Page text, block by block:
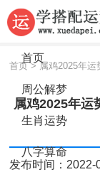
首页
周公解梦
生肖运势
八字算命
首页> 属鸡2025年
属鸡2025年运
发布时间：2022-